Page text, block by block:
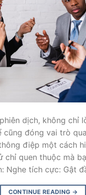
dịch, không chỉ
cũng đóng vai trò
điệp một cách
chỉ quen thuộc mà
Nghe tích cực: Gật
CONTINUE READING →